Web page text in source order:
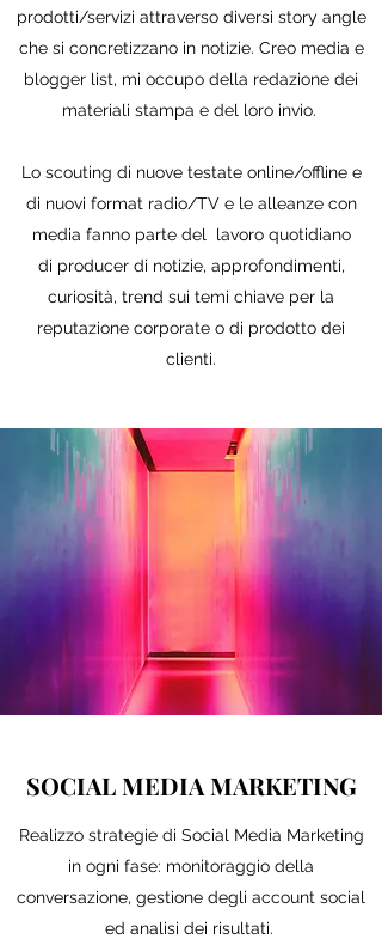
prodotti/servizi attraverso diversi story angle
che si concretizzano in notizie. Creo media e
blogger list, mi occupo della redazione dei
materiali stampa e del loro invio.
Lo scouting di nuove testate online/offline e
di nuovi format radio/TV e le alleanze con
media fanno parte del lavoro quotidiano
di producer di notizie, approfondimenti,
curiosità, trend sui temi chiave per la
reputazione corporate o di prodotto dei
clienti.
SOCIAL MEDIA MARKETING
Realizzo strategie di Social Media Marketing
in ogni fase: monitoraggio della
conversazione, gestione degli account social
ed analisi dei risultati.